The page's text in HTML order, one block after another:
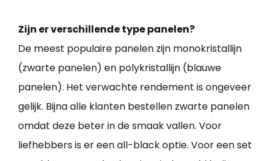
Zijn er verschillende type panelen?
De meest populaire panelen zijn monokristallijn
(zwarte panelen) en polykristallijn (blauwe
panelen). Het verwachte rendement is ongeveer
gelijk. Bijna alle klanten bestellen zwarte panelen
omdat deze beter in de smaak vallen. Voor
liefhebbers is er een all-black optie. Voor een set